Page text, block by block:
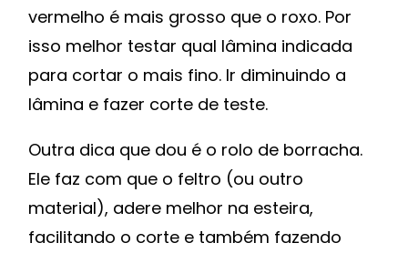
vermelho é mais grosso que o roxo. Por
isso melhor testar qual lâmina indicada
para cortar o mais fino. Ir diminuindo a
lâmina e fazer corte de teste.
Outra dica que dou é o rolo de borracha.
Ele faz com que o feltro (ou outro
material), adere melhor na esteira,
facilitando o corte e também fazendo